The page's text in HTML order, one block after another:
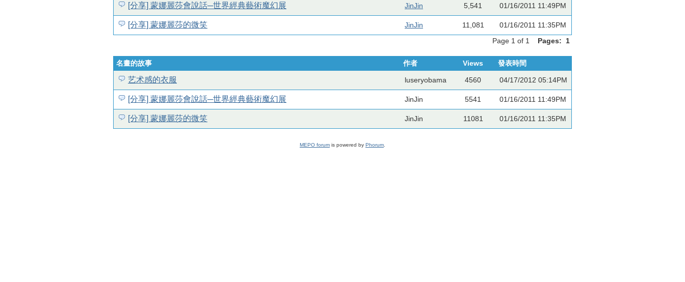
[分享] 蒙娜麗莎會說話─世界經典藝術魔幻展 JinJin 5,541 01/16/2011 11:49PM
[分享] 蒙娜麗莎的微笑 JinJin 11,081 01/16/2011 11:35PM
Page 1 of 1 Pages: 1
名畫的故事 作者 Views 發表時間
艺术感的衣服 luseryobama 4560 04/17/2012 05:14PM
[分享] 蒙娜麗莎會說話─世界經典藝術魔幻展 JinJin 5541 01/16/2011 11:49PM
[分享] 蒙娜麗莎的微笑 JinJin 11081 01/16/2011 11:35PM
MEPO forum is powered by Phorum